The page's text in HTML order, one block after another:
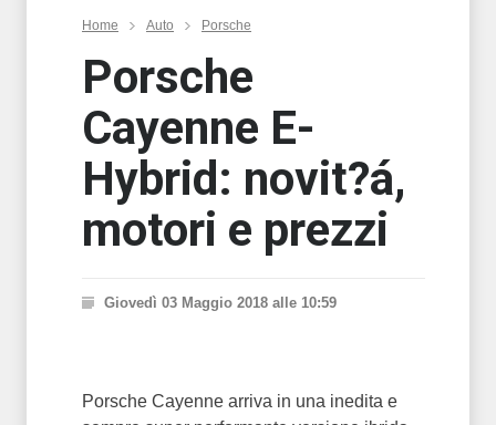
Home Auto Porsche
Porsche
Cayenne E-
Hybrid: novit?á,
motori e prezzi
Giovedì 03 Maggio 2018 alle 10:59
Porsche Cayenne arriva in una inedita e